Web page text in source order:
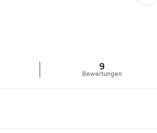
9
Bewertungen